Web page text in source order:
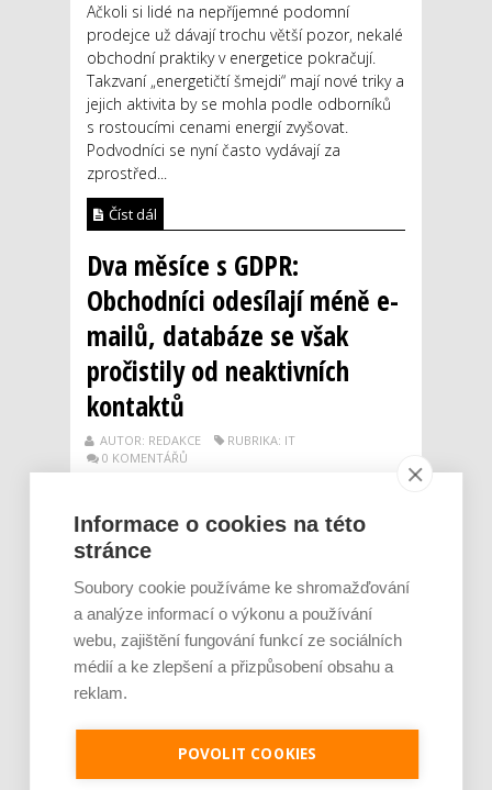
Ačkoli si lidé na nepříjemné podomní
prodejce už dávají trochu větší pozor, nekalé
obchodní praktiky v energetice pokračují.
Takzvaní „energetičtí šmejdi“ mají nové triky a
jejich aktivita by se mohla podle odborníků
s rostoucími cenami energií zvyšovat.
Podvodníci se nyní často vydávají za
zprostřed...
Číst dál
Dva měsíce s GDPR:
Obchodníci odesílají méně e-
mailů, databáze se však
pročistily od neaktivních
kontaktů
AUTOR: REDAKCE
RUBRIKA: IT
0 KOMENTÁŘŮ
údajů, uplynuly bezmála dva měsíce.
Informace o cookies na této
stránce
Soubory cookie používáme ke shromažďování
a analýze informací o výkonu a používání
webu, zajištění fungování funkcí ze sociálních
médií a ke zlepšení a přizpůsobení obsahu a
reklam.
POVOLIT COOKIES